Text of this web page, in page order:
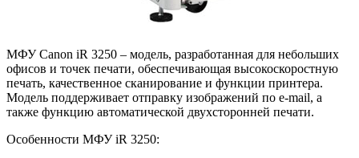
МФУ Canon iR 3250 – модель, разработанная для небольших
офисов и точек печати, обеспечивающая высокоскоростную
печать, качественное сканирование и функции принтера.
Модель поддерживает отправку изображений по e-mail, а
также функцию автоматической двухсторонней печати.
Особенности МФУ iR 3250: